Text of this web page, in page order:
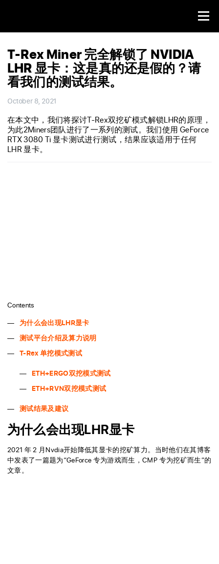
T-Rex Miner 完全解锁了 NVIDIA
LHR 显卡：这是真的还是假的？请
看我们的测试结果。
October 8, 2021
在本文中，我们将探讨T-Rex双挖矿模式解锁LHR的原理，
为此2Miners团队进行了一系列的测试。我们使用 GeForce
RTX 3080 Ti 显卡测试进行测试，结果应该适用于任何
LHR 显卡。
Contents
为什么会出现LHR显卡
测试平台介绍及算力说明
T-Rex 单挖模式测试
ETH+ERGO双挖模式测试
ETH+RVN双挖模式测试
测试结果及建议
为什么会出现LHR显卡
2021 年 2 月Nvdia开始降低其显卡的挖矿算力。当时他们在其博客
中发表了一篇题为“GeForce 专为游戏而生，CMP 专为挖矿而生”的
文章。